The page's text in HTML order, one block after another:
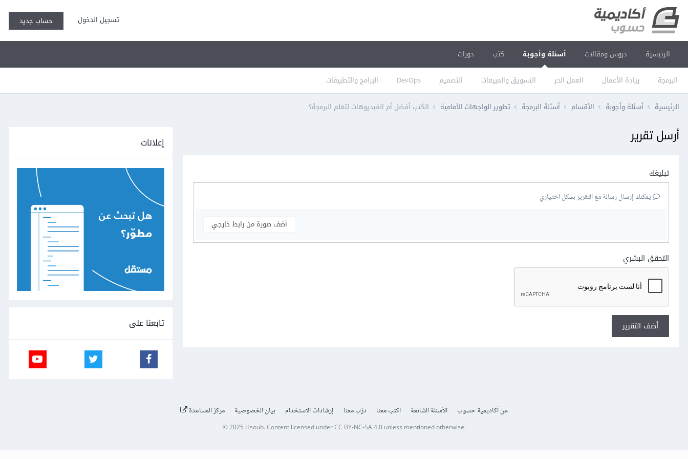
تسجيل الدخول حساب جديد
الرئيسية دروس ومقالات أسئلة وأجوبة
البرمجة ريادة الأعمال العمل الحر التسويق والمبيعات التصميم DevOps البرامج والتطبيقات
كتب دورات
الرئيسية أسئلة وأجوبة الأقسام أسئلة البرمجة تطوير الواجهات الأمامية الكتب أفضل أم الفيديوهات لتعلم البرمجة؟
أرسل تقرير
تبليغك
يمكنك إرسال رسالة مع التقرير بشكل اختياري
أضف صورة من رابط خارجي
التحقق البشري
أضف التقرير
إعلانات
تابعنا على
عن أكاديمية حسوب الأسئلة الشائعة اكتب معنا درّب معنا إرشادات الاستخدام بيان الخصوصية مركز المساعدة
© 2025 Hsoub.Content licensed underCC BY-NC-SA 4.0unless mentioned otherwise.